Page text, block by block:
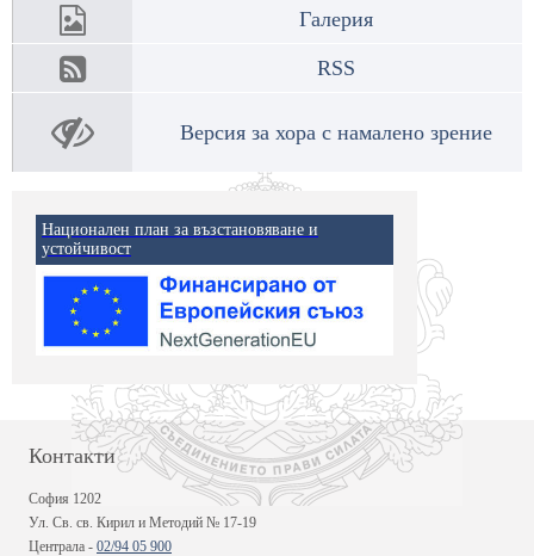
Галерия
RSS
Версия за хора с намалено зрение
Национален план за възстановяване и
устойчивост
Контакти
София 1202
Ул. Св. св. Кирил и Методий № 17-19
Централа - 02/94 05 900